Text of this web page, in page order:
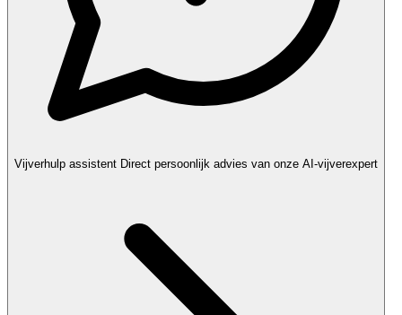
Vijverhulp assistent Direct persoonlijk advies van onze AI-vijverexpert